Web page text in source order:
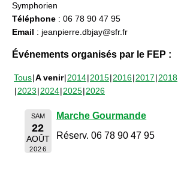
Symphorien
Téléphone : 06 78 90 47 95
Email : jeanpierre.dbjay@sfr.fr
Événements organisés par le FEP :
Tous A venir 2014 2015 2016 2017 2018
2023 2024 2025 2026
SAM
22
AOÛT
2026
Marche Gourmande
Réserv. 06 78 90 47 95